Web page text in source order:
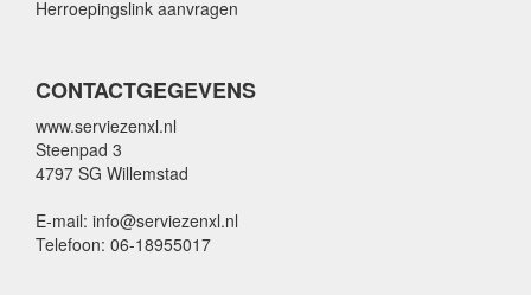
Herroepingslink aanvragen
CONTACTGEGEVENS
www.serviezenxl.nl
Steenpad 3
4797 SG Willemstad
E-mail: info@serviezenxl.nl
Telefoon: 06-18955017